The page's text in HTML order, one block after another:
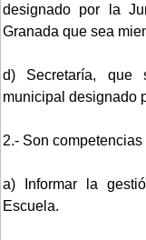
designado por la
Granada que sea
d) Secretaría, que
municipal designado
2.- Son
a) Informar la
Escuela.